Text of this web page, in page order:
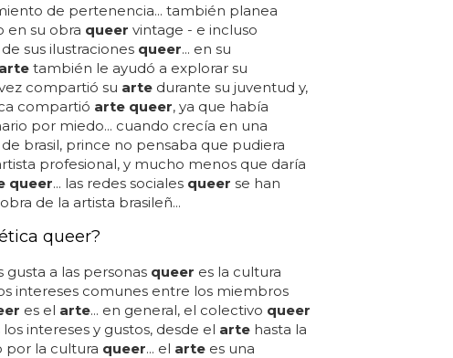
de pertenencia... también planea
en su obra queer vintage - e incluso
sus ilustraciones queer... en su
artetambién le ayudó a explorar su
compartió su artedurante su juventud y,
compartió arte queer, ya que había
por miedo... cuando crecía en una
brasil, prince no pensaba que pudiera
profesional, y mucho menos que daría
queer... las redes sociales queer se han
de la artista brasileñ...
queer?
gusta a las personas queer es la cultura
intereses comunes entre los miembros
es el arte... en general, el colectivo queer
intereses y gustos, desde el artehasta la
por la cultura queer... el artees una